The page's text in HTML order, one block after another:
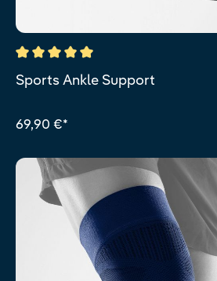
Durchschnittliche Bewertung von
Sports Ankle Support
69,90 €*